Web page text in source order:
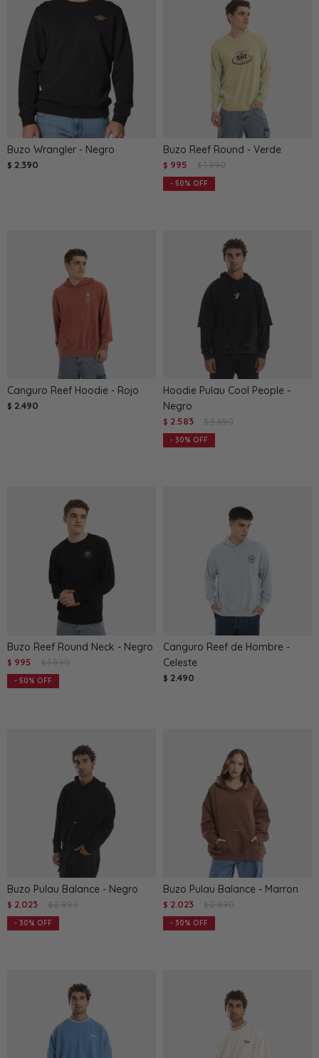
Buzo Wrangler - Negro
$ 2.390
Buzo Reef Round - Verde
$ 995 $ 1.990
50
Canguro Reef Hoodie - Rojo
$ 2.490
Hoodie Pulau Cool People -
Negro
$ 2.583 $ 3.690
30
Buzo Reef Round Neck - Negro
$ 995 $ 1.990
50
Canguro Reef de Hombre -
Celeste
$ 2.490
Buzo Pulau Balance - Negro
$ 2.023 $ 2.890
30
Buzo Pulau Balance - Marron
$ 2.023 $ 2.890
30